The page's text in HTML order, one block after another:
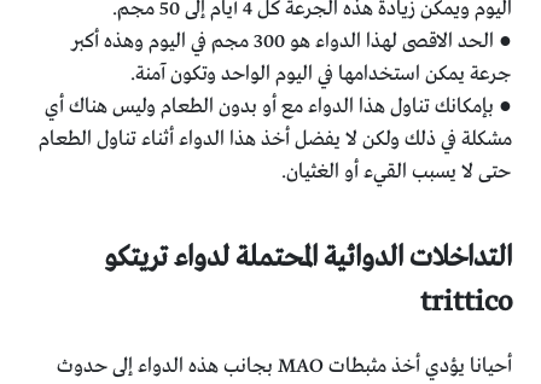
اليوم ويمكن زيادة هذه الجرعة كل 4 أيام إلى 50 مجم.
● الحد الاقصى لهذا الدواء هو 300 مجم في اليوم وهذه أكبر
جرعة يمكن استخدامها في اليوم الواحد وتكون آمنة.
● بإمكانك تناول هذا الدواء مع أو بدون الطعام وليس هناك أي
مشكلة في ذلك ولكن لا يفضل أخذ هذا الدواء أثناء تناول الطعام
حتى لا يسبب القيء أو الغثيان.
التداخلات الدوائية المحتملة لدواء تريتكو
trittico
أحيانا يؤدي أخذ مثبطات MAO بجانب هذه الدواء إلى حدوث